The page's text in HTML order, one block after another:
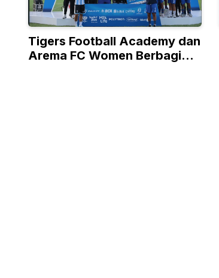
Tigers Football Academy dan
Arema FC Women Berbagi